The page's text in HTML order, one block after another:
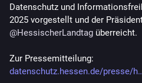
Datenschutz und
@HessischerLandtag überreicht.
Zur Pressemitteilung:
datenschutz.hessen.de/presse/h